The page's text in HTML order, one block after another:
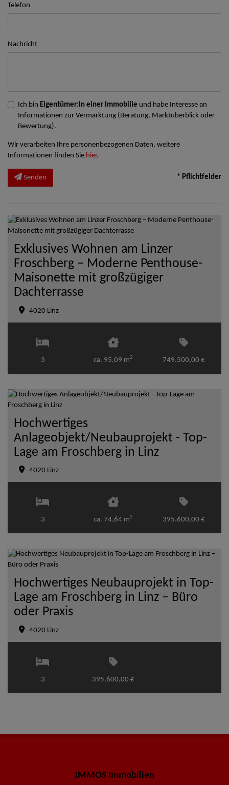
Telefon
Nachricht
Ich bin Eigentümer:in einer Immobilie und habe Interesse an
Informationen zur Vermarktung (Beratung, Marktüberblick oder
Bewertung).
Wir verarbeiten Ihre personenbezogenen Daten, weitere
Informationen finden Sie hier.
Senden * Pflichtfelder
Exklusives Wohnen am Linzer
Froschberg – Moderne Penthouse-
Maisonette mit großzügiger
Dachterrasse
4020 Linz
3 ca. 95,09 m2 749.500,00 €
Hochwertiges
Anlageobjekt/Neubauprojekt - Top-
Lage am Froschberg in Linz
4020 Linz
3 ca. 74,64 m2 395.600,00 €
Hochwertiges Neubauprojekt in Top-
Lage am Froschberg in Linz – Büro
oder Praxis
4020 Linz
3 395.600,00 €
IMMOS Immobilien